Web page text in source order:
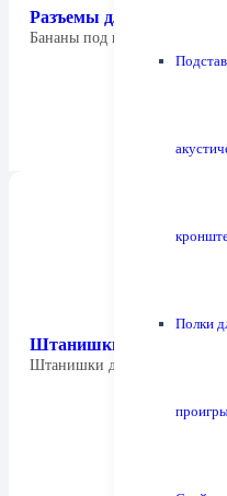
Полки
Разъемы для монтажа
Бананы под винт и под пайку.
Штанишки для кабеля
Штанишки для C-Screen,